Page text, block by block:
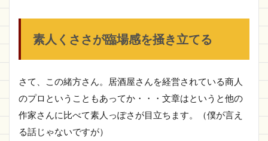
素人くささが臨場感を掻き立てる
さて、この緒方さん。居酒屋さんを経営されている商人
のプロということもあってか・・・文章はというと他の
作家さんに比べて素人っぽさが目立ちます。（僕が言え
る話じゃないですが）